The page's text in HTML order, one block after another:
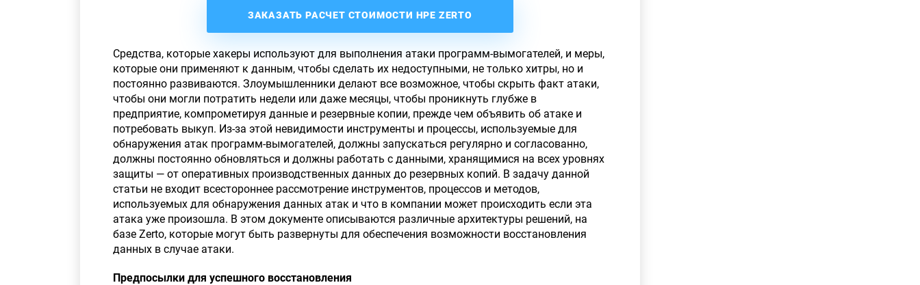
ЗАКАЗАТЬ РАСЧЕТ СТОИМОСТИ НРЕ ZERTO
Средства, которые хакеры используют для выполнения атаки программ-вымогателей, и меры,
которые они применяют к данным, чтобы сделать их недоступными, не только хитры, но и
постоянно развиваются. Злоумышленники делают все возможное, чтобы скрыть факт атаки,
чтобы они могли потратить недели или даже месяцы, чтобы проникнуть глубже в
предприятие, компрометируя данные и резервные копии, прежде чем объявить об атаке и
потребовать выкуп. Из-за этой невидимости инструменты и процессы, используемые для
обнаружения атак программ-вымогателей, должны запускаться регулярно и согласованно,
должны постоянно обновляться и должны работать с данными, хранящимися на всех уровнях
защиты — от оперативных производственных данных до резервных копий. В задачу данной
статьи не входит всестороннее рассмотрение инструментов, процессов и методов,
используемых для обнаружения данных атак и что в компании может происходить если эта
атака уже произошла. В этом документе описываются различные архитектуры решений, на
базе Zerto, которые могут быть развернуты для обеспечения возможности восстановления
данных в случае атаки.
Предпосылки для успешного восстановления